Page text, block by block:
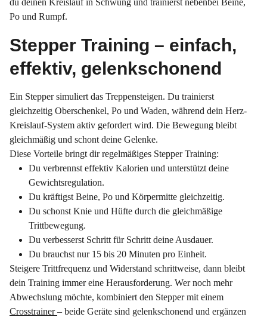
du deinen Kreislauf in Schwung und trainierst nebenbei Beine,
Po und Rumpf.
Stepper Training – einfach,
effektiv, gelenkschonend
Ein Stepper simuliert das Treppensteigen. Du trainierst
gleichzeitig Oberschenkel, Po und Waden, während dein Herz-
Kreislauf-System aktiv gefordert wird. Die Bewegung bleibt
gleichmäßig und schont deine Gelenke.
Diese Vorteile bringt dir regelmäßiges Stepper Training:
Du verbrennst effektiv Kalorien und unterstützt deine
Gewichtsregulation.
Du kräftigst Beine, Po und Körpermitte gleichzeitig.
Du schonst Knie und Hüfte durch die gleichmäßige
Trittbewegung.
Du verbesserst Schritt für Schritt deine Ausdauer.
Du brauchst nur 15 bis 20 Minuten pro Einheit.
Steigere Trittfrequenz und Widerstand schrittweise, dann bleibt
dein Training immer eine Herausforderung. Wer noch mehr
Abwechslung möchte, kombiniert den Stepper mit einem
Crosstrainer– beide Geräte sind gelenkschonend und ergänzen